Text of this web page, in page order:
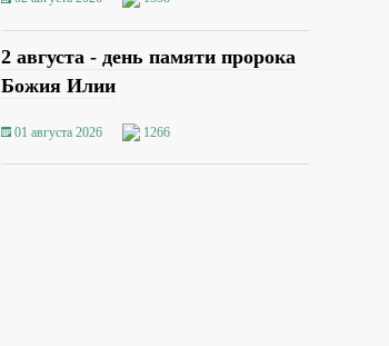
2 августа - день памяти пророка
Божия Илии
01 августа 2026 1266